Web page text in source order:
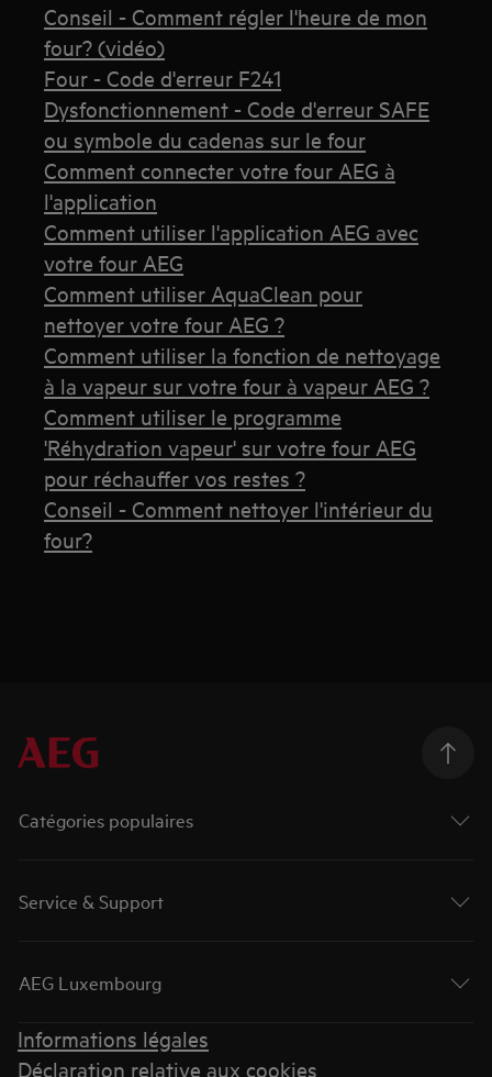
Conseil - Comment régler l'heure de mon
four? (vidéo)
Four - Code d'erreur F241
Dysfonctionnement - Code d'erreur SAFE
ou symbole du cadenas sur le four
Comment connecter votre four AEG à
l'application
Comment utiliser l'application AEG avec
votre four AEG
Comment utiliser AquaClean pour
nettoyer votre four AEG ?
Comment utiliser la fonction de nettoyage
à la vapeur sur votre four à vapeur AEG ?
Comment utiliser le programme
'Réhydration vapeur' sur votre four AEG
pour réchauffer vos restes ?
Conseil - Comment nettoyer l'intérieur du
four?
Catégories populaires
Service & Support
AEG Luxembourg
Informations légales
Déclaration relative aux cookies